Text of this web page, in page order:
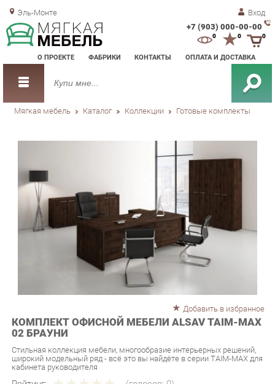
Эль-Монте Вход
+7 (903) 000-00-00
О ПРОЕКТЕ ФАБРИКИ КОНТАКТЫ ОПЛАТА И ДОСТАВКА
0 0
Мягкая мебель Каталог Коллекции Готовые комплекты
Добавить в избранное
КОМПЛЕКТ ОФИСНОЙ МЕБЕЛИ ALSAV TAIM-MAX
02 БРАУНИ
Стильная коллекция мебели, многообразие интерьерных решений,
кабинета руководителя
Рейтинг: